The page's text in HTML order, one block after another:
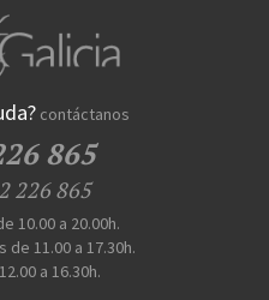
contáctanos
865
226 865
10.00 a 20.00h.
11.00 a 17.30h.
a 16.30h.